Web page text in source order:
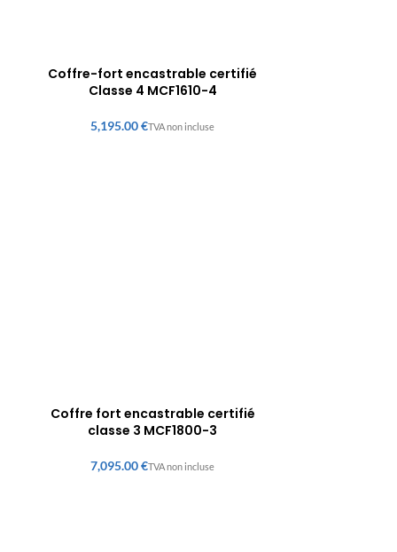
Coffre-fort encastrable certifié
Classe 4 MCF1610-4
€
Coffre fort encastrable certifié
classe 3 MCF1800-3
€